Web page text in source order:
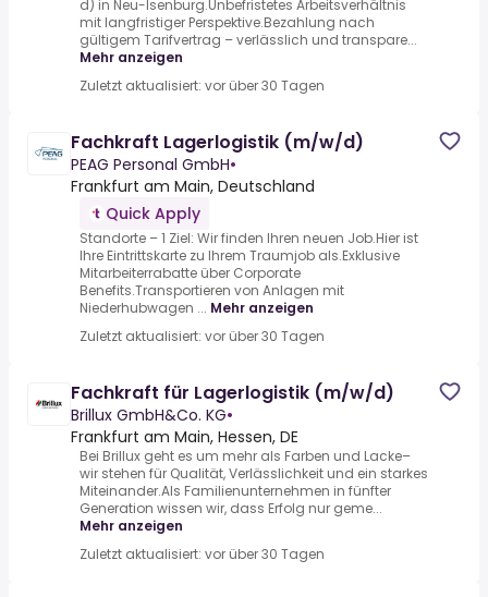
d) in Neu-Isenburg.Unbefristetes Arbeitsverhältnis
mit langfristiger Perspektive.Bezahlung nach
gültigem Tarifvertrag – verlässlich und transpare...
Mehr anzeigen
Zuletzt aktualisiert: vor über 30 Tagen
Fachkraft Lagerlogistik (m/w/d)
PEAG Personal GmbH•
Frankfurt am Main, Deutschland
Quick Apply
Standorte – 1 Ziel: Wir finden Ihren neuen Job.Hier ist
Ihre Eintrittskarte zu Ihrem Traumjob als.Exklusive
Mitarbeiterrabatte über Corporate
Benefits.Transportieren von Anlagen mit
Niederhubwagen ... Mehr anzeigen
Zuletzt aktualisiert: vor über 30 Tagen
Fachkraft für Lagerlogistik (m/w/d)
Brillux GmbH&Co. KG•
Frankfurt am Main, Hessen, DE
Bei Brillux geht es um mehr als Farben und Lacke–
wir stehen für Qualität, Verlässlichkeit und ein starkes
Miteinander.Als Familienunternehmen in fünfter
Generation wissen wir, dass Erfolg nur geme...
Mehr anzeigen
Zuletzt aktualisiert: vor über 30 Tagen